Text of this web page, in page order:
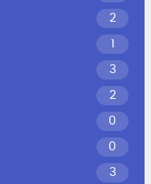
2
1
3
2
0
0
3